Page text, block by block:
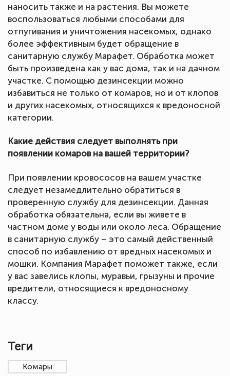
наносить также и на растения. Вы можете
воспользоваться любыми способами для
отпугивания и уничтожения насекомых, однако
более эффективным будет обращение в
санитарную службу Марафет. Обработка может
быть произведена как у вас дома, так и на дачном
участке. С помощью дезинсекции можно
избавиться не только от комаров, но и от клопов
и других насекомых, относящихся к вредоносной
категории.
Какие действия следует выполнять при
появлении комаров на вашей территории?
При появлении кровососов на вашем участке
следует незамедлительно обратиться в
проверенную службу для дезинсекции. Данная
обработка обязательна, если вы живете в
частном доме у воды или около леса. Обращение
в санитарную службу – это самый действенный
способ по избавлению от вредных насекомых и
мошки. Компания Марафет поможет также, если
у вас завелись клопы, муравьи, грызуны и прочие
вредители, относящиеся к вредоносному
классу.
Теги
Комары